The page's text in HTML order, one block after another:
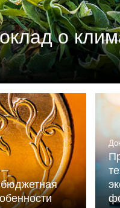
о
участии